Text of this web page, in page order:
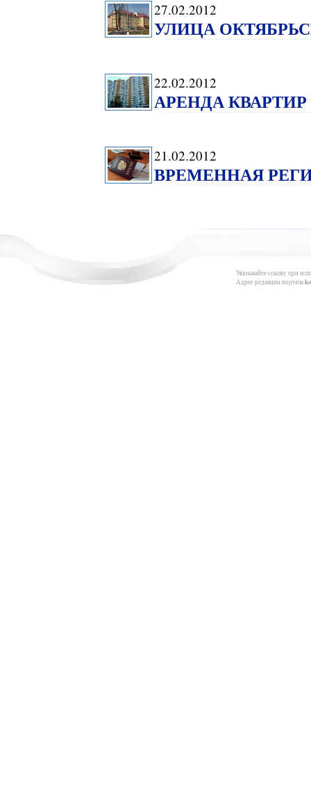
27.02.2012
УЛИЦА
22.02.2012
АРЕНДА
21.02.2012
ВРЕМЕННАЯ
Указывайте ссылку при
Адрес редакции портала